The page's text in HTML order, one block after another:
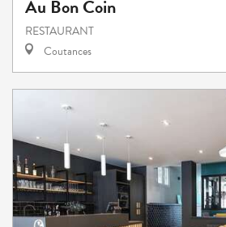
Au Bon Coin
RESTAURANT
Coutances